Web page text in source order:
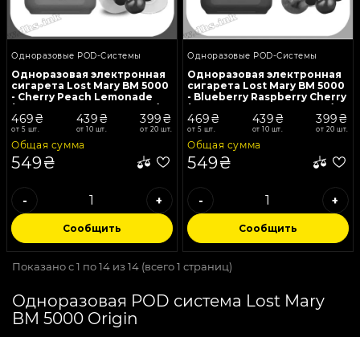
Одноразовые POD-Системы
Одноразовая электронная
сигарета Lost Mary BM 5000
- Cherry Peach Lemonade
(Вишня, Персик, Лимонад)
469₴
от 5 шт.
439₴
от 10 шт.
399₴
от 20 шт.
Общая сумма
549₴
- +
Сообщить
Одноразовые POD-Системы
Одноразовая электронная
сигарета Lost Mary BM 5000
- Blueberry Raspberry Cherry
(Черника, Малина, Вишня)
469₴
от 5 шт.
439₴
от 10 шт.
399₴
от 20 шт.
Общая сумма
549₴
- +
Сообщить
Показано с 1 по 14 из 14 (всего 1 страниц)
Одноразовая POD система Lost Mary
BM 5000 Origin